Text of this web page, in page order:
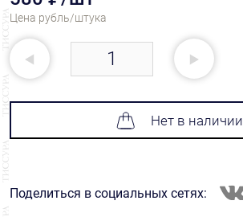
Цена рубль/штука
Нет в наличии
Поделиться в социальных сетях: